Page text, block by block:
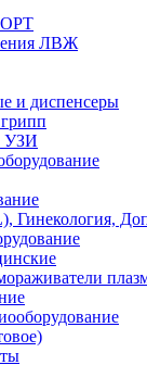
ЛВЖ
и диспенсеры
УЗИ